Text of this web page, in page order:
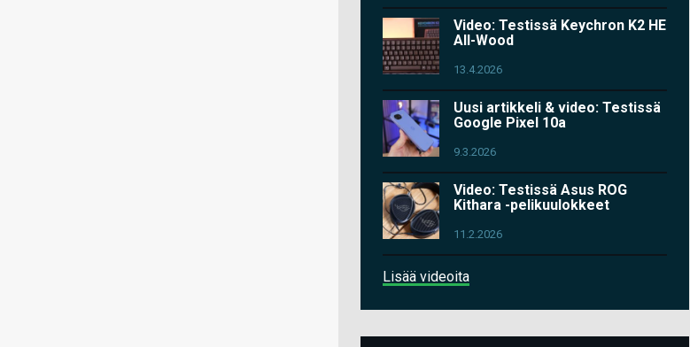
Video: Testissä Keychron K2 HE
All-Wood
13.4.2026
Uusi artikkeli & video: Testissä
Google Pixel 10a
9.3.2026
Video: Testissä Asus ROG
Kithara -pelikuulokkeet
11.2.2026
Lisää videoita